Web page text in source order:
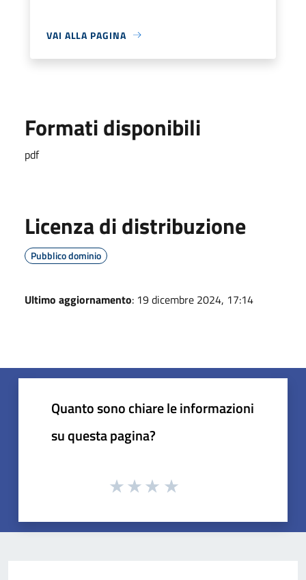
VAI ALLA PAGINA
Formati disponibili
pdf
Licenza di distribuzione
Pubblico dominio
Ultimo aggiornamento: 19 dicembre 2024, 17:14
Quanto sono chiare le informazioni
su questa pagina?